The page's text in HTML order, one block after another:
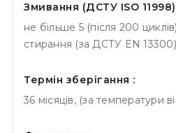
Змивання (ДСТУ ISO
не більше 5 (після 200
стирання (за ДСТУ EN 13300)
Термін зберігання :
36 місяців, (за температури